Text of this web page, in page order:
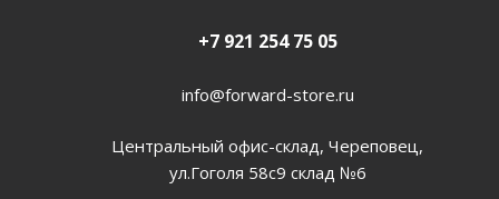
+7 921 254 75 05
info@forward-store.ru
Центральный офис-склад, Череповец,
ул.Гоголя 58с9 склад №6